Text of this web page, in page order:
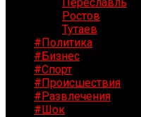
Ростов
Тутаев
#Политика
#Бизнес
#Спорт
#Происшествия
#Развлечения
#Шок